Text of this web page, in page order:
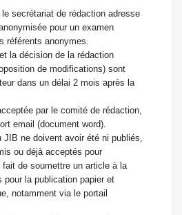
secrétariat de rédaction adresse
pour un examen
référents anonymes.
la décision de la rédaction
de modifications) sont
dans un délai 2 mois après la
par le comité de rédaction,
email (document word).
JIB ne doivent avoir été ni publiés,
ou déjà acceptés pour
de soumettre un article à la
pour la publication papier et
notamment via le portail